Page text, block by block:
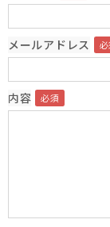
メールアドレス
内容